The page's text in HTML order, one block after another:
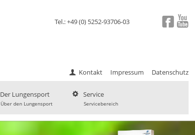
Kontakt Impressum Datenschutz
Der Lungensport
Über den Lungensport
Service
Servicebereich
Tel.: +49 (0) 5252-93706-03